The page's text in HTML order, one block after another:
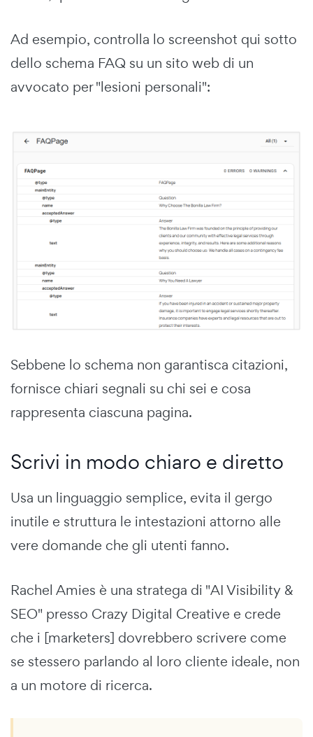
Ad esempio, controlla lo screenshot qui sotto
dello schema FAQ su un sito web di un
avvocato per "lesioni personali":
Sebbene lo schema non garantisca citazioni,
fornisce chiari segnali su chi sei e cosa
rappresenta ciascuna pagina.
Scrivi in modo chiaro e diretto
Usa un linguaggio semplice, evita il gergo
inutile e struttura le intestazioni attorno alle
vere domande che gli utenti fanno.
Rachel Amies è una stratega di "AI Visibility &
SEO" presso Crazy Digital Creative e crede
che i [marketers] dovrebbero scrivere come
se stessero parlando al loro cliente ideale, non
a un motore di ricerca.